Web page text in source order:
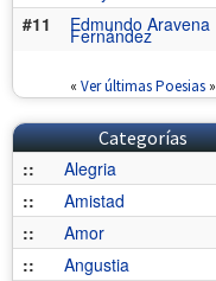
#11
Edmundo Aravena
Fernández
« Ver últimas Poesias»
Categorías
::
Alegria
::
Amistad
::
Amor
::
Angustia